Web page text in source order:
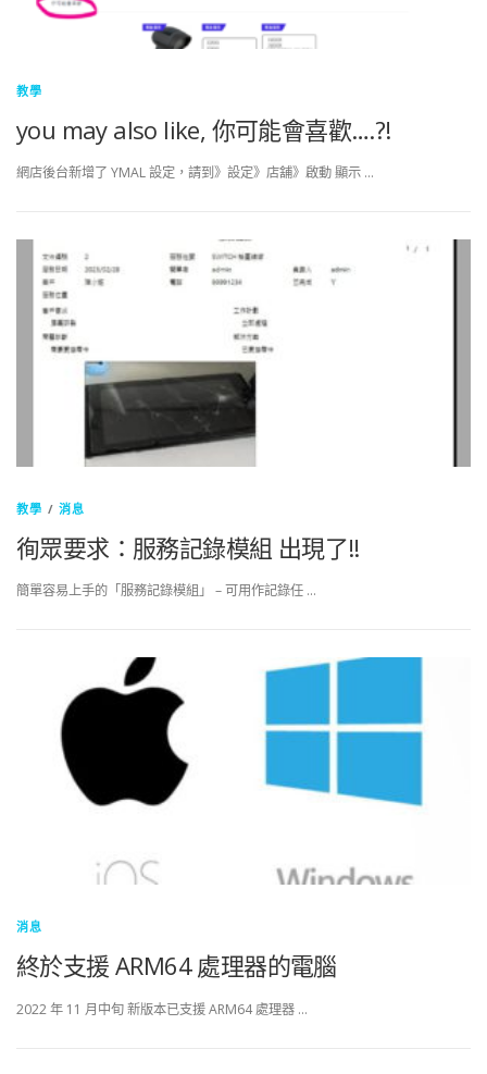
教學
you may also like, 你可能會喜歡….?!
網店後台新增了 YMAL 設定，請到》設定》店舖》啟動 顯示 …
教學 /消息
徇眾要求：服務記錄模組 出現了!!
簡單容易上手的「服務記錄模組」 – 可用作記錄任 …
消息
終於支援 ARM64 處理器的電腦
2022 年 11 月中旬 新版本已支援 ARM64 處理器 …